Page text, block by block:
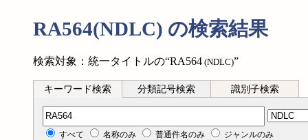
RA564(NDLC) の検索結果
検索対象：統一タイトルの“RA564 (NDLC)”
キーワード検索 分類記号検索 識別子検索
分類記号検索
すべて 名称のみ 普通件名のみ ジャンルのみ